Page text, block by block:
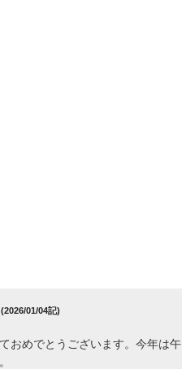
01/04記)
おめでとうございます。今年は午